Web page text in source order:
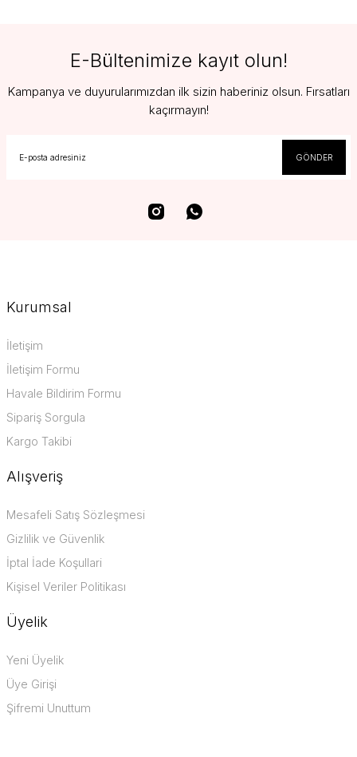
E-Bültenimize kayıt olun!
Kampanya ve duyurularımızdan ilk sizin haberiniz olsun. Fırsatları
kaçırmayın!
GÖNDER
Kurumsal
İletişim
İletişim Formu
Havale Bildirim Formu
Sipariş Sorgula
Kargo Takibi
Alışveriş
Mesafeli Satış Sözleşmesi
Gizlilik ve Güvenlik
İptal İade Koşullari
Kişisel Veriler Politikası
Üyelik
Yeni Üyelik
Üye Girişi
Şifremi Unuttum